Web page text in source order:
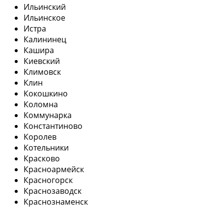
Ильинский
Ильинское
Истра
Калининец
Кашира
Киевский
Климовск
Клин
Кокошкино
Коломна
Коммунарка
Константиново
Королев
Котельники
Красково
Красноармейск
Красногорск
Краснозаводск
Краснознаменск